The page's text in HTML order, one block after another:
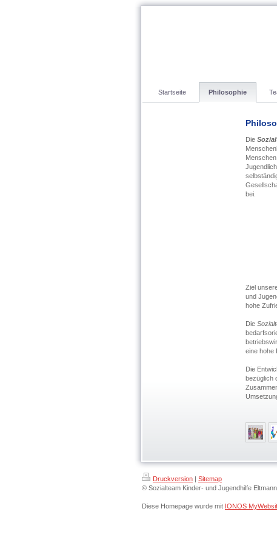
Startseite Philosophie
Die
bei.
Ziel
und
hohe
Die
eine hohe
Die
bezüglich
Druckversion | Sitemap
© Sozialteam Kinder- und Jugendhilfe
Diese Homepage wurde mit IONOS